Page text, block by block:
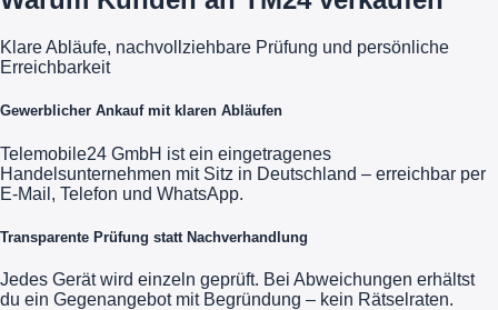
Klare Abläufe, nachvollziehbare Prüfung und persönliche
Erreichbarkeit
Gewerblicher Ankauf mit klaren Abläufen
Telemobile24 GmbH ist ein eingetragenes
Handelsunternehmen mit Sitz in Deutschland – erreichbar per
E-Mail, Telefon und WhatsApp.
Transparente Prüfung statt Nachverhandlung
Jedes Gerät wird einzeln geprüft. Bei Abweichungen erhältst
du ein Gegenangebot mit Begründung – kein Rätselraten.